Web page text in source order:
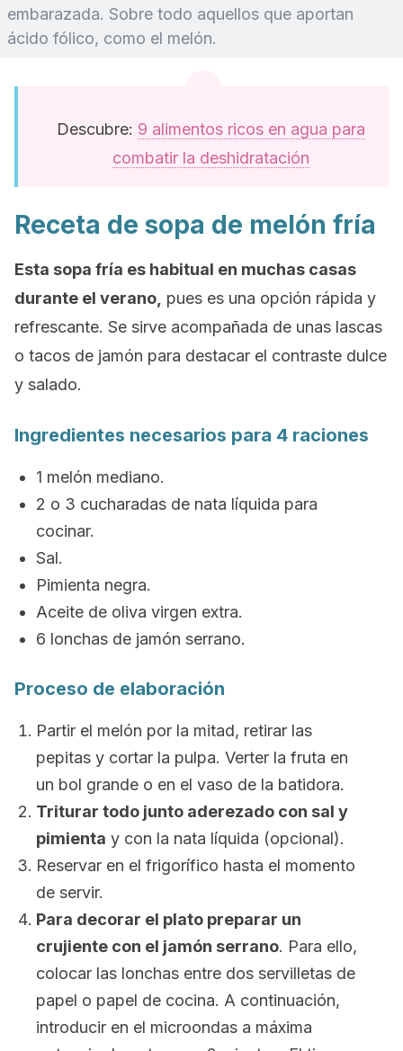
embarazada. Sobre todo aquellos que aportan
ácido fólico, como el melón.
Descubre: 9 alimentos ricos en agua para
combatir la deshidratación
Receta de sopa de melón fría
Esta sopa fría es habitual en muchas casas
durante el verano, pues es una opción rápida y
refrescante. Se sirve acompañada de unas lascas
o tacos de jamón para destacar el contraste dulce
y salado.
Ingredientes necesarios para 4 raciones
1 melón mediano.
2 o 3 cucharadas de nata líquida para
cocinar.
Sal.
Pimienta negra.
Aceite de oliva virgen extra.
6 lonchas de jamón serrano.
Proceso de elaboración
Partir el melón por la mitad, retirar las
pepitas y cortar la pulpa. Verter la fruta en
un bol grande o en el vaso de la batidora.
Triturar todo junto aderezado con sal y
pimienta y con la nata líquida (opcional).
Reservar en el frigorífico hasta el momento
de servir.
Para decorar el plato preparar un
crujiente con el jamón serrano. Para ello,
colocar las lonchas entre dos servilletas de
papel o papel de cocina. A continuación,
introducir en el microondas a máxima